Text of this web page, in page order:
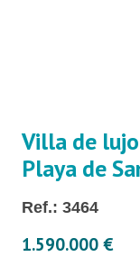
Villa de
Playa de
Ref.: 3464
1.590.000 €